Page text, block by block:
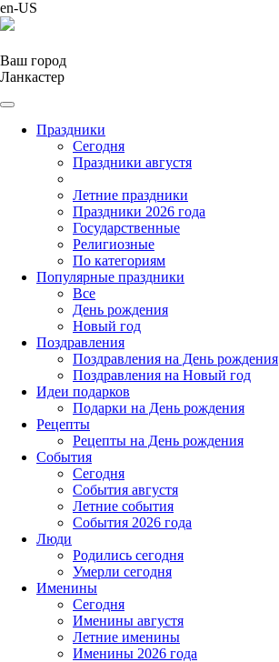
en-US
Ваш город
Ланкастер
Праздники
Cегодня
Праздники августя
Летние праздники
Праздники 2026 года
Государственные
Религиозные
По категориям
Популярные праздники
Все
День рождения
Новый год
Поздравления
Поздравления на День рождения
Поздравления на Новый год
Идеи подарков
Подарки на День рождения
Рецепты
Рецепты на День рождения
События
Cегодня
События августя
Летние события
События 2026 года
Люди
Родились сегодня
Умерли сегодня
Именины
Cегодня
Именины августя
Летние именины
Именины 2026 года